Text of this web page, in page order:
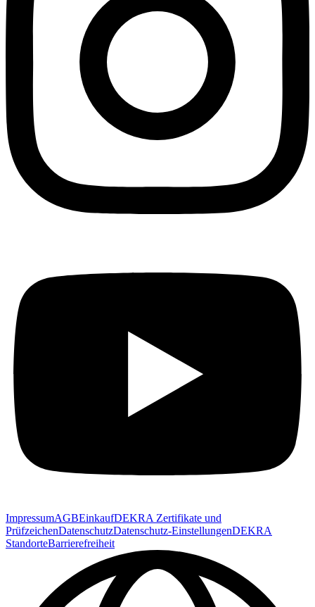
ImpressumAGBEinkaufDEKRA Zertifikate und
PrüfzeichenDatenschutzDatenschutz-EinstellungenDEKRA
StandorteBarrierefreiheit